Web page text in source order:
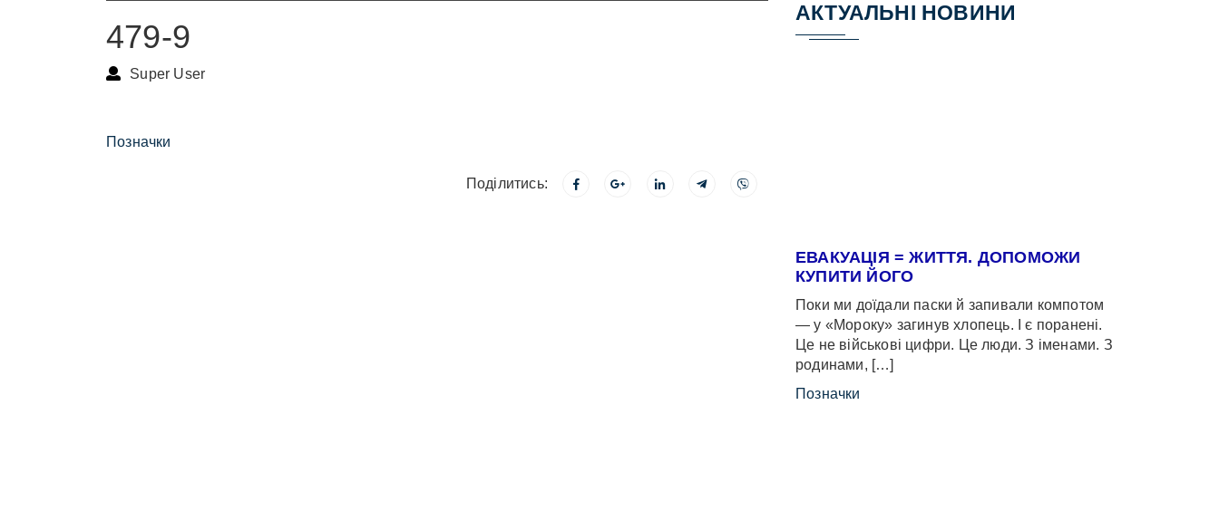
479-9
Super User
Позначки
Поділитись:
АКТУАЛЬНІ НОВИНИ
ЕВАКУАЦІЯ = ЖИТТЯ. ДОПОМОЖИ
КУПИТИ ЙОГО
Поки ми доїдали паски й запивали компотом
— у «Мороку» загинув хлопець. І є поранені.
Це не військові цифри. Це люди. З іменами. З
родинами, […]
Позначки